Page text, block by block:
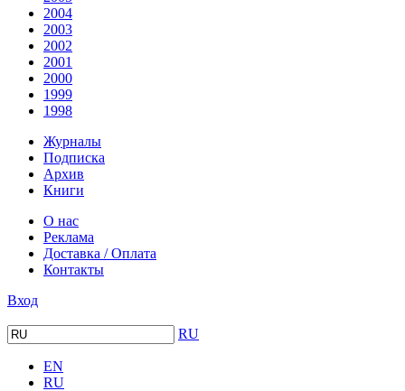
2004
2003
2002
2001
2000
1999
1998
Журналы
Подписка
Архив
Книги
О нас
Реклама
Доставка / Оплата
Контакты
Вход
RU
EN
RU